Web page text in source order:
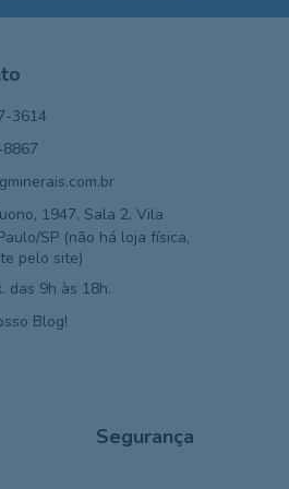
3614
1947, Sala 2, Vila
SP (não há loja física,
pelo site)
das 9h às 18h.
Blog!